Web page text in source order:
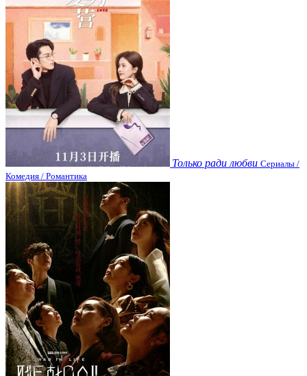
Только ради любви Сериалы /
Комедия / Романтика